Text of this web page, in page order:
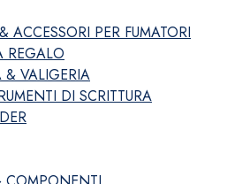
ACCESSORI PER FUMATORI
REGALO
& VALIGERIA
DI SCRITTURA